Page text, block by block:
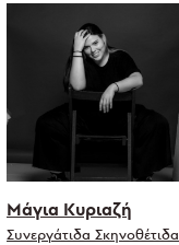
Μάγια Κυριαζή
Συνεργάτιδα Σκηνοθέτιδα